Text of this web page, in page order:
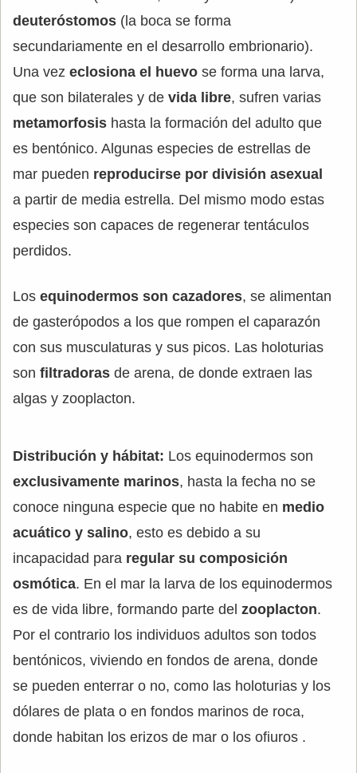
deuteróstomos (la boca se forma
secundariamente en el desarrollo embrionario).
Una vez eclosiona el huevo se forma una larva,
que son bilaterales y de vida libre, sufren varias
metamorfosis hasta la formación del adulto que
es bentónico. Algunas especies de estrellas de
mar pueden reproducirse por división asexual
a partir de media estrella. Del mismo modo estas
especies son capaces de regenerar tentáculos
perdidos.
Los equinodermos son cazadores, se alimentan
de gasterópodos a los que rompen el caparazón
con sus musculaturas y sus picos. Las holoturias
son filtradoras de arena, de donde extraen las
algas y zooplacton.
Distribución y hábitat: Los equinodermos son
exclusivamente marinos, hasta la fecha no se
conoce ninguna especie que no habite en medio
acuático y salino, esto es debido a su
incapacidad para regular su composición
osmótica. En el mar la larva de los equinodermos
es de vida libre, formando parte del zooplacton.
Por el contrario los individuos adultos son todos
bentónicos, viviendo en fondos de arena, donde
se pueden enterrar o no, como las holoturias y los
dólares de plata o en fondos marinos de roca,
donde habitan los erizos de mar o los ofiuros .